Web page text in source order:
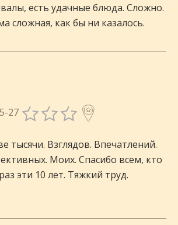
есть удачные блюда. Сложно.
сложная, как бы ни казалось.
27
тысячи. Взглядов. Впечатлений.
Моих. Спасибо всем, кто
эти 10 лет. Тяжкий труд.